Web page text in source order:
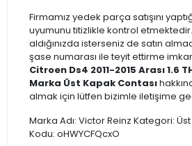
Firmamız yedek parça satışını
uyumunu titizlikle kontrol
aldığınızda isterseniz de satın
şase numarası ile teyit ettirme
Citroen Ds4 2011-2015 Arası 1.6
Marka Üst Kapak Contası
almak için lütfen bizimle iletişime
Marka Adı: Victor Reinz Kategori:
Kodu: oHWYCFQcxO